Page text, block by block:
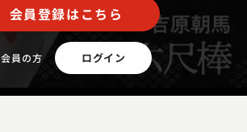
会員登録はこちら
員の方 ログイン